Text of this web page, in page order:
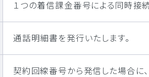
１つの着信課金番号による同時接
通話明細書を発行いたします。
契約回線番号から発信した場合に